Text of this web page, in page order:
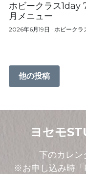
ホビークラス1day
月メニュー
2026年6月19日 · ホビークラ
他の投稿
ヨセモ
下のカレン
※お申し込み時「